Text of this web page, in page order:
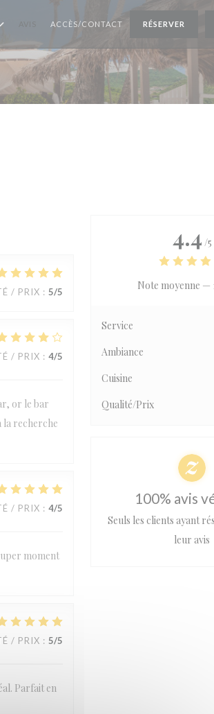
AVIS ACCÈS/CONTACT RÉSERVER
/ PRIX : 5/5
/ PRIX : 4/5
or le bar
la recherche
/ PRIX : 4/5
moment
/ PRIX : 5/5
Parfait en
4.4 /5
Note moyenne —
Service
Ambiance
Cuisine
Qualité/Prix
100% avis
Seuls les clients ayant
leur avis